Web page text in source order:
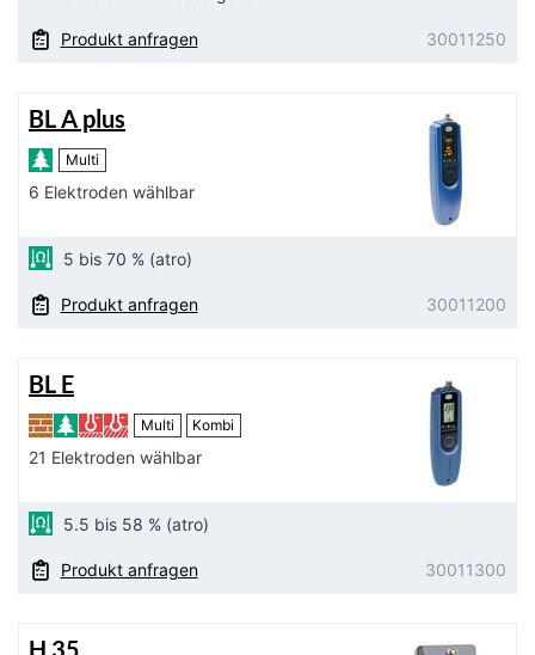
Produkt anfragen 30011250
BL A plus
Multi
6 Elektroden wählbar
5 bis 70 % (atro)
Produkt anfragen 30011200
BL E
Multi Kombi
21 Elektroden wählbar
5.5 bis 58 % (atro)
Produkt anfragen 30011300
H 35